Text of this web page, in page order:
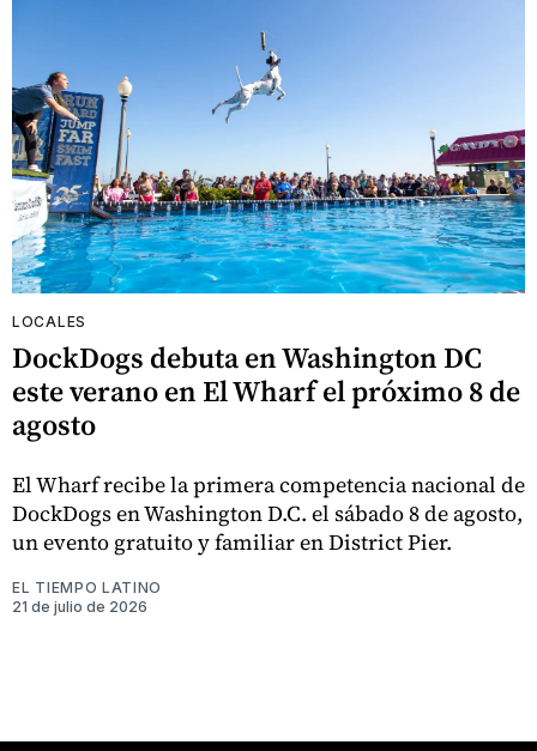
LOCALES
DockDogs debuta en Washington DC
este verano en El Wharf el próximo 8 de
agosto
El Wharf recibe la primera competencia nacional de
DockDogs en Washington D.C. el sábado 8 de agosto,
un evento gratuito y familiar en District Pier.
EL TIEMPO LATINO
21 de julio de 2026